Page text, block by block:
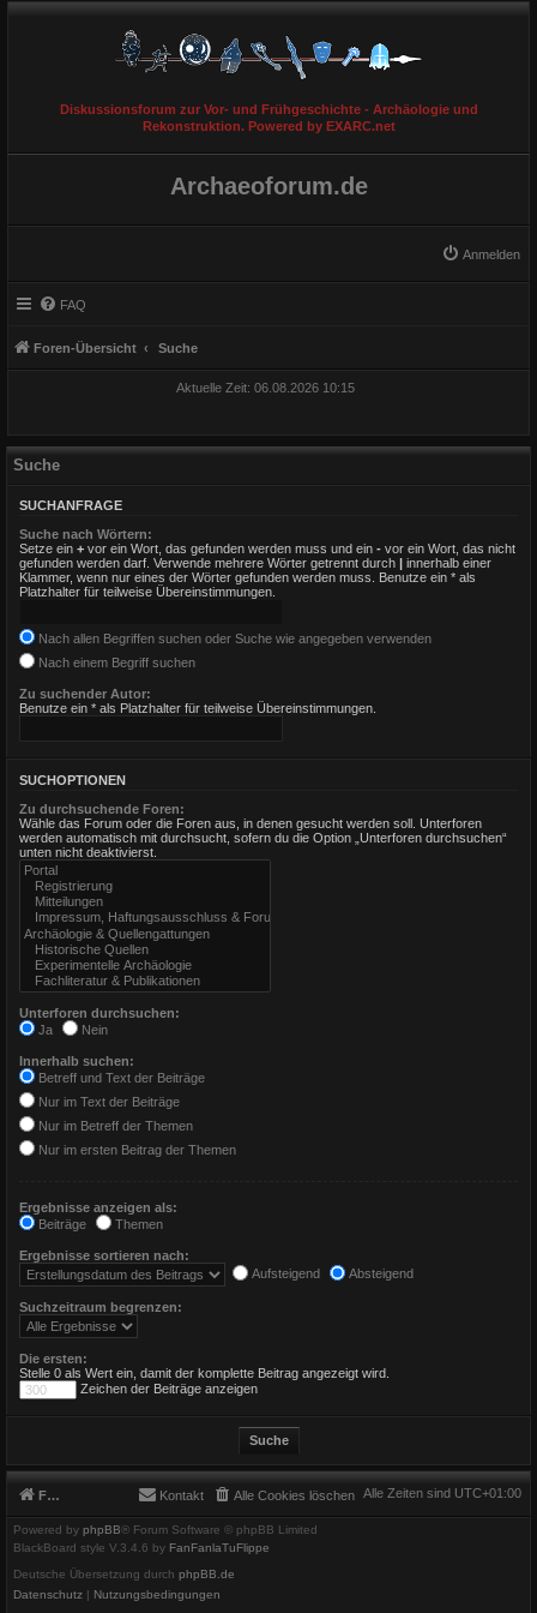
Diskussionsforum zur Vor- und Frühgeschichte - Archäologie und
Rekonstruktion. Powered by EXARC.net
Archaeoforum.de
Anmelden
FAQ
Foren-Übersicht Suche
Aktuelle Zeit: 06.08.2026 10:15
Suche
SUCHANFRAGE
Suche nach Wörtern:
Setze ein + vor ein Wort, das gefunden werden muss und ein - vor ein Wort, das nicht
gefunden werden darf. Verwende mehrere Wörter getrennt durch
innerhalb einer
Klammer, wenn nur eines der Wörter gefunden werden muss. Benutze ein * als
Platzhalter für teilweise Übereinstimmungen.
Nach allen Begriffen suchen oder Suche wie angegeben verwenden
Nach einem Begriff suchen
Zu suchender Autor:
Benutze ein * als Platzhalter für teilweise Übereinstimmungen.
SUCHOPTIONEN
Zu durchsuchende Foren:
Wähle das Forum oder die Foren aus, in denen gesucht werden soll. Unterforen
werden automatisch mit durchsucht, sofern du die Option „Unterforen durchsuchen“
unten nicht deaktivierst.
Unterforen durchsuchen:
Ja
Nein
Innerhalb suchen:
Betreff und Text der Beiträge
Nur im Text der Beiträge
Nur im Betreff der Themen
Nur im ersten Beitrag der Themen
Ergebnisse anzeigen als:
Beiträge
Themen
Ergebnisse sortieren nach:
Aufsteigend
Absteigend
Suchzeitraum begrenzen:
Die ersten:
Stelle 0 als Wert ein, damit der komplette Beitrag angezeigt wird.
Zeichen der Beiträge anzeigen
Foren-Übersicht Alle Zeiten sind UTC+01:00
Alle Cookies löschen
Kontakt
Powered by phpBB® Forum Software © phpBB Limited
BlackBoard style V.3.4.6 by FanFanlaTuFlippe
Deutsche Übersetzung durch phpBB.de
Datenschutz | Nutzungsbedingungen